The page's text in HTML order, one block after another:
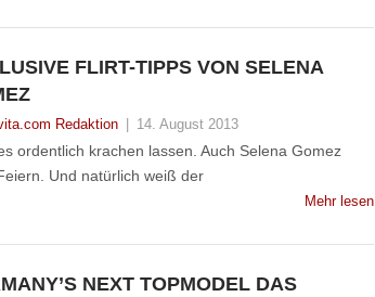
FLIRT-TIPPS VON SELENA
Redaktion 14. August 2013
ordentlich krachen lassen. Auch Selena Gomez
Und natürlich weiß der
Mehr lesen
NEXT TOPMODEL DAS